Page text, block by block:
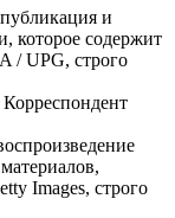
и
которое содержит
/ UPG, строго
Images, строго